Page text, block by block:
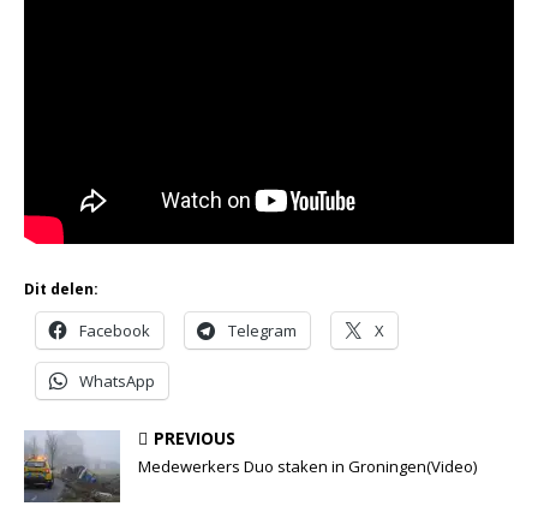
Dit delen:
Facebook Telegram X
WhatsApp
PREVIOUS
Medewerkers Duo staken in Groningen(Video)